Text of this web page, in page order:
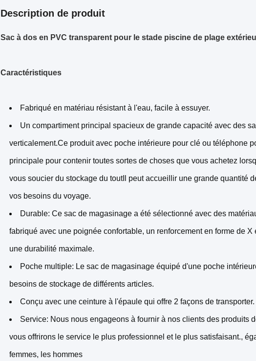
Description de produit
Sac à dos en PVC transparent pour le stade piscine de plage
Caractéristiques
Fabriqué en matériau résistant à l'eau, facile à essuyer.
Un compartiment principal spacieux de grande capacité avec des
verticalement.Ce produit avec poche intérieure pour clé ou téléphone
principale pour contenir toutes sortes de choses que vous achetez
vous soucier du stockage du toutIl peut accueillir une grande quantité
vos besoins du voyage.
Durable: Ce sac de magasinage a été sélectionné avec des
fabriqué avec une poignée confortable, un renforcement en forme de
une durabilité maximale.
Poche multiple: Le sac de magasinage équipé d'une poche
besoins de stockage de différents articles.
Conçu avec une ceinture à l'épaule qui offre 2 façons de transporter.
Service: Nous nous engageons à fournir à nos clients des produits
vous offrirons le service le plus professionnel et le plus satisfaisant.,
femmes, les hommes